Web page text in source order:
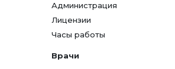
Администрация
Лицензии
Часы работы
Врачи